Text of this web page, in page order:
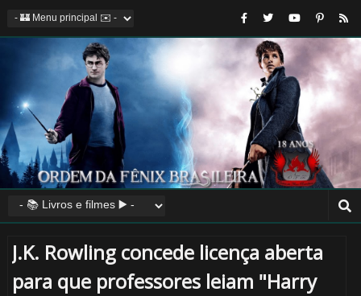
J.K. Rowling concede licença aberta
para que professores leiam "Harry